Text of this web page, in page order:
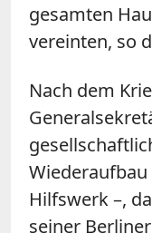
gesamten
vereinten, so
Nach dem
Wiederaufbau
Hilfswerk –,
seiner